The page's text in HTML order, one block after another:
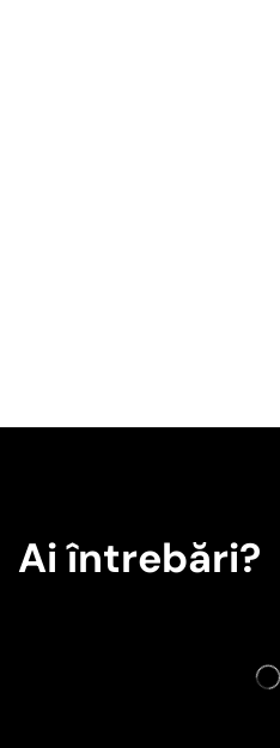
Ai întrebări?